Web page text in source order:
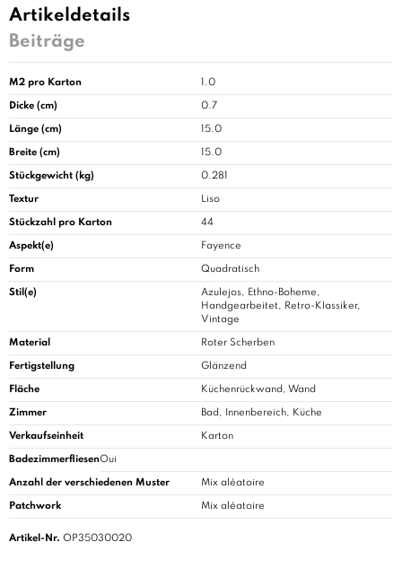
Artikeldetails
Beiträge
M2 pro Karton 1.0
Dicke (cm) 0.7
Länge (cm) 15.0
Breite (cm) 15.0
Stückgewicht (kg) 0.281
Textur Liso
Stückzahl pro Karton 44
Aspekt(e) Fayence
Form Quadratisch
Stil(e)
Azulejos, Ethno-Boheme,
Handgearbeitet, Retro-Klassiker,
Vintage
Material Roter Scherben
Fertigstellung Glänzend
Fläche Küchenrückwand, Wand
Zimmer Bad, Innenbereich, Küche
Verkaufseinheit Karton
BadezimmerfliesenOui
Anzahl der verschiedenen Muster Mix aléatoire
Patchwork Mix aléatoire
Artikel-Nr. OP35030020